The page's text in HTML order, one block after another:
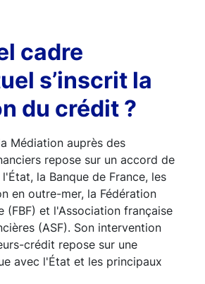
cadre
s’inscrit la
du crédit ?
Médiation auprès des
repose sur un accord de
la Banque de France, les
en outre-mer, la Fédération
(FBF) et l'Association française
(ASF). Son intervention
crédit repose sur une
avec l'État et les principaux